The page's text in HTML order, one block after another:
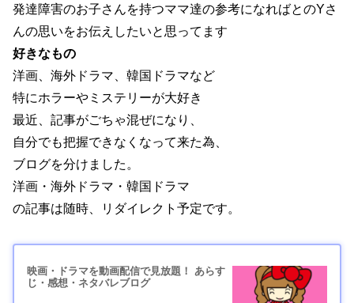
発達障害のお子さんを持つママ達の参考になればとのYさ
んの思いをお伝えしたいと思ってます
好きなもの
洋画、海外ドラマ、韓国ドラマなど
特にホラーやミステリーが大好き
最近、記事がごちゃ混ぜになり、
自分でも把握できなくなって来た為、
ブログを分けました。
洋画・海外ドラマ・韓国ドラマ
の記事は随時、リダイレクト予定です。
映画・ドラマを動画配信で見放題！ あらす
じ・感想・ネタバレブログ